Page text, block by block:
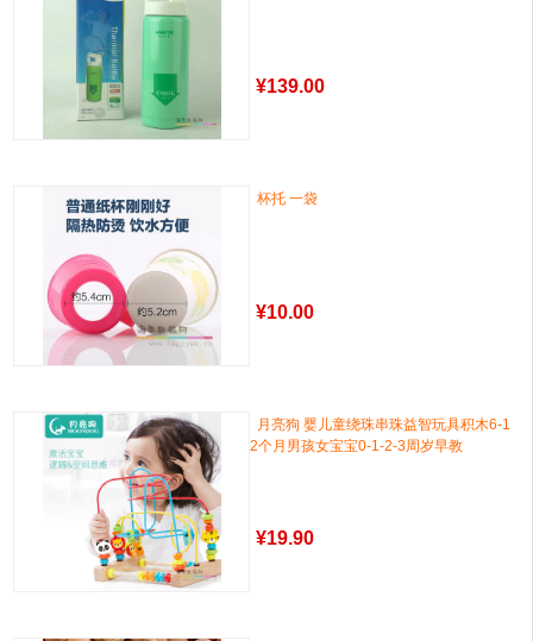
¥139.00
杯托 一袋
¥10.00
月亮狗 婴儿童绕珠串珠益智玩具积木6-1
2个月男孩女宝宝0-1-2-3周岁早教
¥19.90